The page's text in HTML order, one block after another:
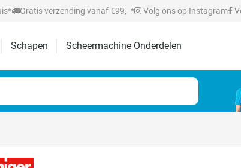
Gratis verzending vanaf €99,- * Volg ons op Instagram
Schapen Scheermachine Onderdelen